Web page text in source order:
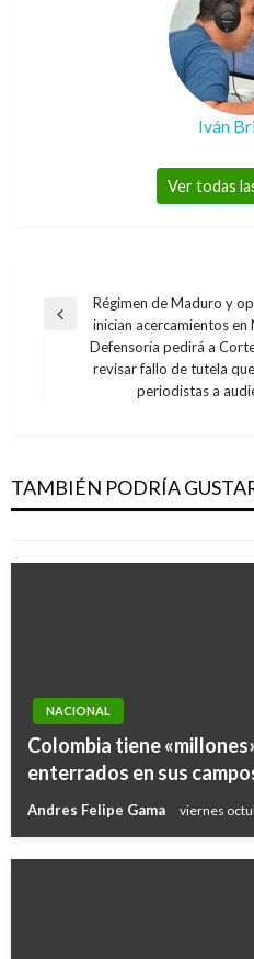
Iván
Ver todas
Navegación
entradas
Entrada
anterior
Régimen de Maduro y
inician acercamientos en
Entrada
Defensoría pedirá a
revisar fallo de tutela
periodistas a
TAMBIÉN PODRÍA
en la FILBo 2019
Giovanni Alarcón M. lunes abril
NACIONAL
Colombia tiene
enterrados en sus
Andres Felipe Gama viernes